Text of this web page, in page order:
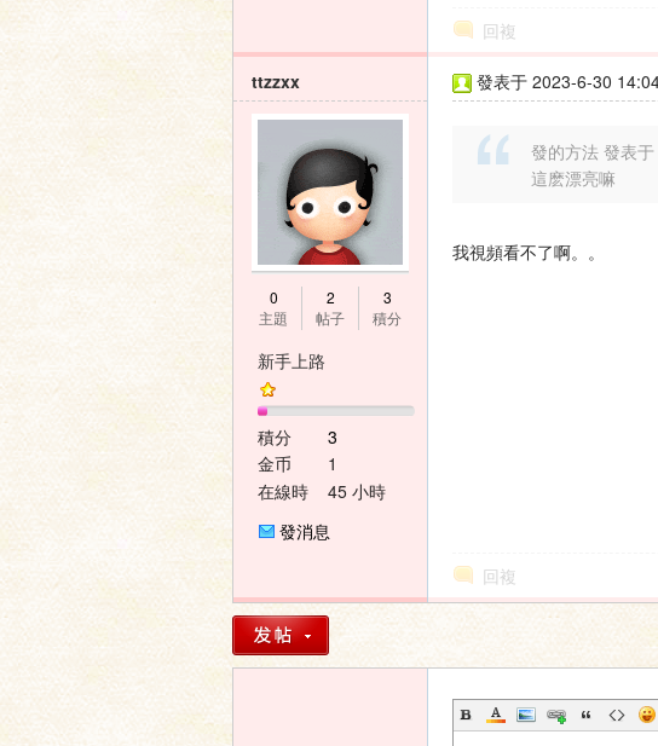
回複
ttzzxx
0
主題
2
帖子
3
積分
新手上路
積分
3
金币
1
在線時
45 小時
發消息
發表于 2023-6-30
發的方法 發表
這麽漂亮嘛
我視頻看不了啊。。
回複